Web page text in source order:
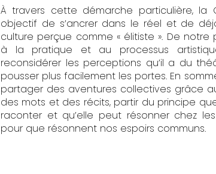
À travers cette démarche particulière, la
objectif de s’ancrer dans le réel et de
culture perçue comme « élitiste ». De notre
à la pratique et au processus
reconsidérer les perceptions qu’il a du
pousser plus facilement les portes. En
partager des aventures collectives grâce
des mots et des récits, partir du principe
raconter et qu’elle peut résonner chez
pour que résonnent nos espoirs communs.